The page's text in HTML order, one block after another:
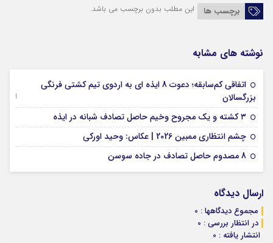
برچسب ها این مطلب بدون برچسب می باشد.
نوشته های مشابه
اتفاقی کم‌سابقه؛ دعوت 8 ایذه ای به اردوی تیم کشتی فرنگی
بزرگسالان
09 جولای 2026
۳ کشته و یک مجروح وخیم حاصل تصادف شبانه در ایذه
چشم انتظاری ممبین 2026 | عکاس: وحید اورکی
8 مصدوم حاصل تصادف در جاده سوسن
ارسال دیدگاه
مجموع دیدگاهها : 0
در انتظار بررسی : 0
انتشار یافته : 0